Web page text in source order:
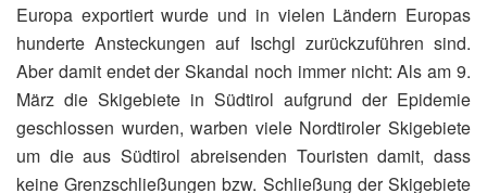
Europa exportiert wurde und in vielen Ländern Europas
hunderte Ansteckungen auf Ischgl zurückzuführen sind.
Aber damit endet der Skandal noch immer nicht: Als am 9.
März die Skigebiete in Südtirol aufgrund der Epidemie
geschlossen wurden, warben viele Nordtiroler Skigebiete
um die aus Südtirol abreisenden Touristen damit, dass
keine Grenzschließungen bzw. Schließung der Skigebiete